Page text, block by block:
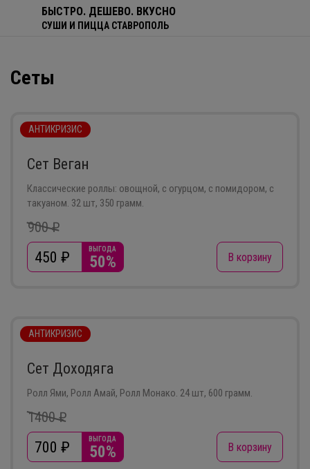
БЫСТРО. ДЕШЕВО. ВКУСНО
СУШИ И ПИЦЦА СТАВРОПОЛЬ
Антикризис
Сеты
АНТИКРИЗИС
Сет Веган
Классические роллы: овощной, с огурцом, с помидором, с
такуаном. 32 шт, 350 грамм.
900 ₽
450 ₽ ВЫГОДА
50% В корзину
АНТИКРИЗИС
Сет Доходяга
Ролл Ями, Ролл Амай, Ролл Монако. 24 шт, 600 грамм.
1400 ₽
700 ₽ ВЫГОДА
50% В корзину